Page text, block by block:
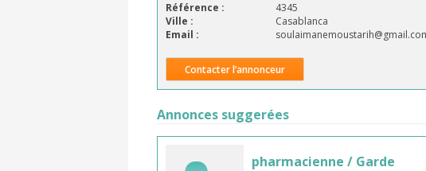
Référence : 4345
Ville :
Casablanca
Email :
Contacter l’annonceur
Annonces suggerées
pharmacienne / Garde